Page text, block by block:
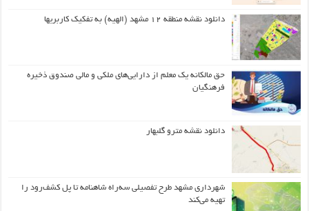
دانلود نقشه منطقه ۱۲ مشهد (الهیه) به تفکیک کاربریها
حق مالکانه یک معلم از دارایی‌های ملکی و مالی صندوق ذخیره
فرهنگیان
دانلود نقشه مترو گلبهار
شهرداری مشهد طرح تفصیلی سه‌راه شاهنامه تا پل کشف‌رود را
تهیه می‌کند